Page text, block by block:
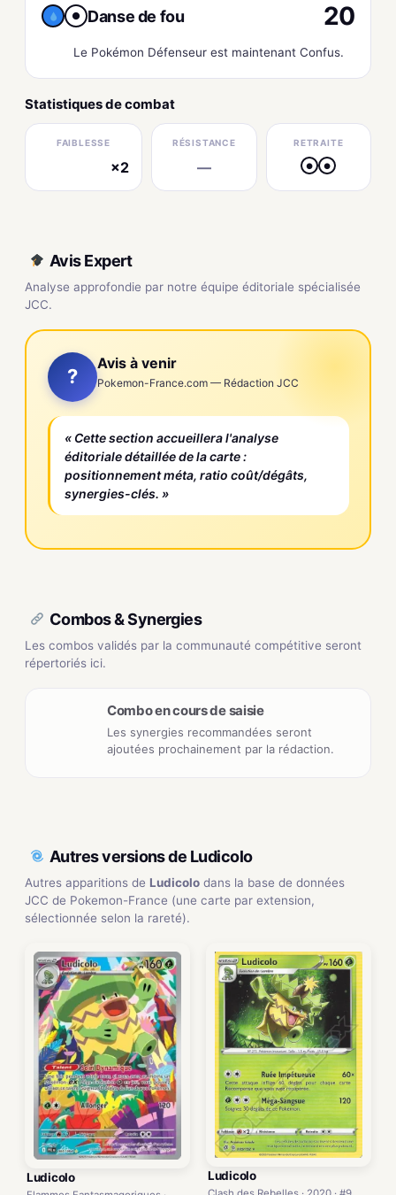
● Danse de fou 20
Le Pokémon Défenseur est maintenant Confus.
Statistiques de combat
FAIBLESSE
×2
RÉSISTANCE
—
RETRAITE
● ●
Avis Expert
Analyse approfondie par notre équipe éditoriale spécialisée
JCC.
?
Avis à venir
Pokemon-France.com — Rédaction JCC
« Cette section accueillera l'analyse
éditoriale détaillée de la carte :
positionnement méta, ratio coût/dégâts,
synergies-clés. »
Combos & Synergies
Les combos validés par la communauté compétitive seront
répertoriés ici.
Combo en cours de saisie
Les synergies recommandées seront
ajoutées prochainement par la rédaction.
Autres versions de Ludicolo
Autres apparitions de Ludicolo dans la base de données
JCC de Pokemon-France (une carte par extension,
sélectionnée selon la rareté).
Ludicolo Ludicolo